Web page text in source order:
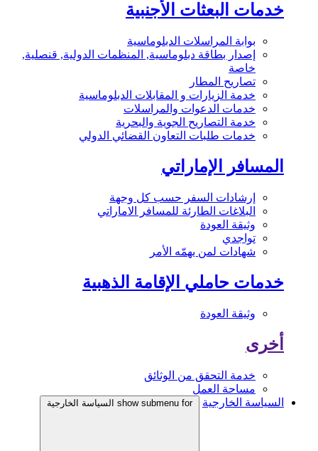
خدمات البعثات الأجنبية
بوابة المراسلات الدبلوماسية
إصدار بطاقة دبلوماسية, المنظمات الدولية, قنصلية,
خاصة
تصاريح المطار
خدمة الزيارات و المقابلات الدبلوماسية
خدمات الدعوات والمراسلات
خدمة التصاريح الجوية والبحرية
خدمات طلبات التعاون القضائي الدولي
المسافر الإماراتي
إرشادات السفر حسب كل وجهة
البلاغات الطارئة للمسافر الاماراتي
وثيقة العودة
تواجدي
شهادات لمن يهمّه الأمر
خدمات حاملي الإقامة الذهبية
وثيقة العودة
أخرى
خدمة التحقق من الوثائق
مساحة العمل
السياسة الخارجية
show submenu for السياسة الخارجية